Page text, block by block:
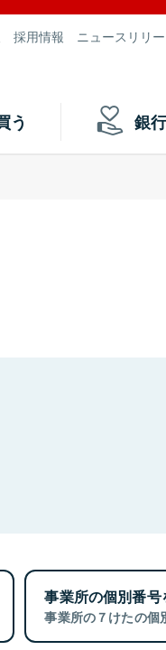
採用情報 ニュースリリ
う 銀
事業所の個別番号
事業所の７けたの個